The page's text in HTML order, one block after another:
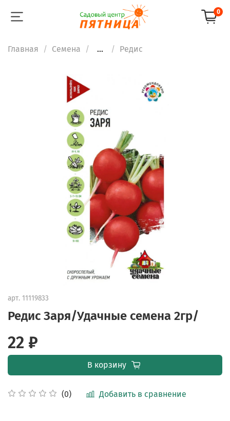
0
Главная Семена ... Редис
арт. 11119833
Редис Заря/Удачные семена 2гр/
(0) Добавить в сравнение
22 ₽
В корзину